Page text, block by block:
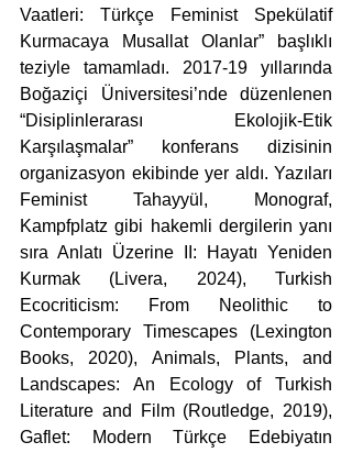
Vaatleri: Türkçe Feminist Spekülatif
Kurmacaya Musallat Olanlar” başlıklı
teziyle tamamladı. 2017-19 yıllarında
Boğaziçi Üniversitesi’nde düzenlenen
“Disiplinlerarası Ekolojik-Etik
Karşılaşmalar” konferans dizisinin
organizasyon ekibinde yer aldı. Yazıları
Feminist Tahayyül, Monograf,
Kampfplatz gibi hakemli dergilerin yanı
sıra Anlatı Üzerine II: Hayatı Yeniden
Kurmak (Livera, 2024), Turkish
Ecocriticism: From Neolithic to
Contemporary Timescapes (Lexington
Books, 2020), Animals, Plants, and
Landscapes: An Ecology of Turkish
Literature and Film (Routledge, 2019),
Gaflet: Modern Türkçe Edebiyatın